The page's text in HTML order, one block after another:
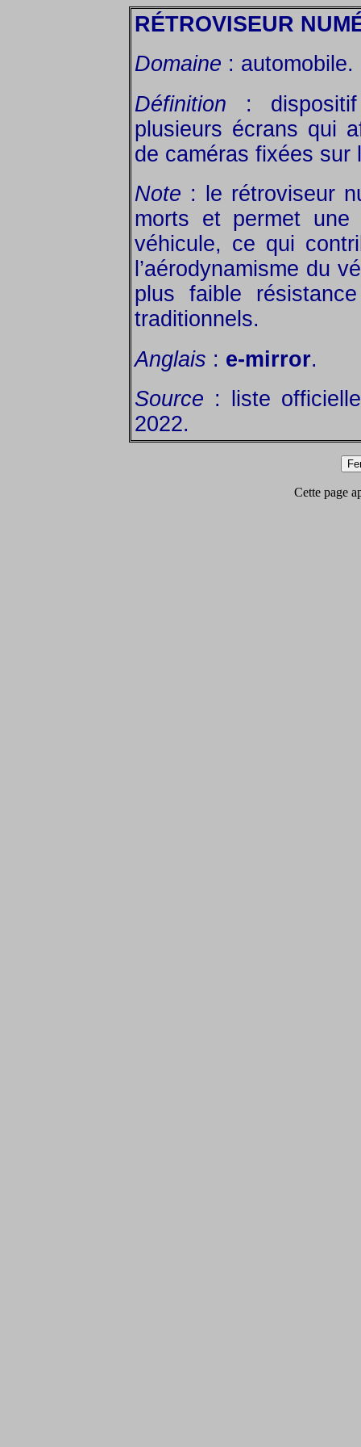
RÉTROVISEUR
Domaine : automobile.
Définition : dispositif
plusieurs écrans qui
de caméras fixées sur
Note : le rétroviseur
morts et permet une
véhicule, ce qui
l’aérodynamisme du
plus faible
traditionnels.
Anglais : e-mirror.
Source : liste
2022.
Cette page